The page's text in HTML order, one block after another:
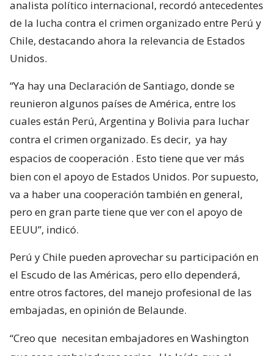
analista político internacional, recordó antecedentes
de la lucha contra el crimen organizado entre Perú y
Chile, destacando ahora la relevancia de Estados
Unidos.
“Ya hay una Declaración de Santiago, donde se
reunieron algunos países de América, entre los
cuales están Perú, Argentina y Bolivia para luchar
contra el crimen organizado. Es decir, ya hay
espacios de cooperación . Esto tiene que ver más
bien con el apoyo de Estados Unidos. Por supuesto,
va a haber una cooperación también en general,
pero en gran parte tiene que ver con el apoyo de
EEUU”, indicó.
Perú y Chile pueden aprovechar su participación en
el Escudo de las Américas, pero ello dependerá,
entre otros factores, del manejo profesional de las
embajadas, en opinión de Belaunde.
“Creo que necesitan embajadores en Washington